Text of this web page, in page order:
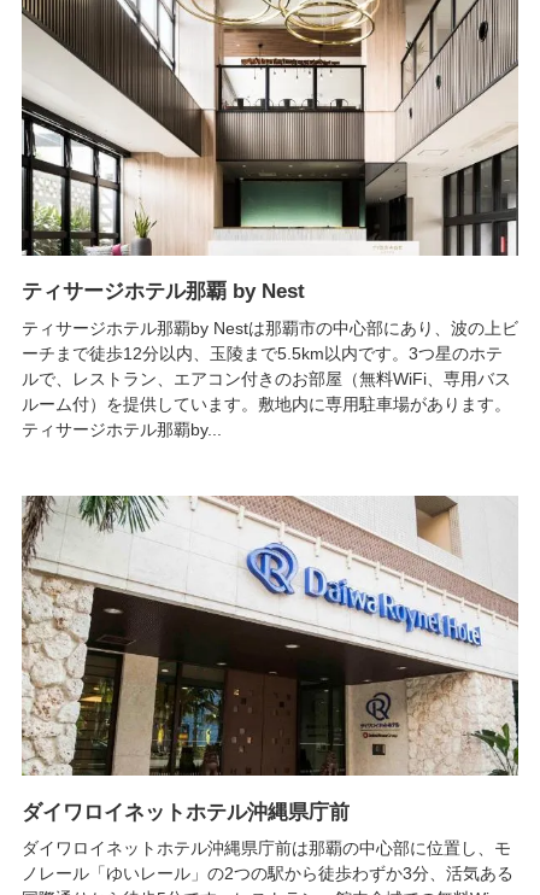
ティサージホテル那覇 by Nest
ティサージホテル那覇by Nestは那覇市の中心部にあり、波の上ビ
ーチまで徒歩12分以内、玉陵まで5.5km以内です。3つ星のホテ
ルで、レストラン、エアコン付きのお部屋（無料WiFi、専用バス
ルーム付）を提供しています。敷地内に専用駐車場があります。
ティサージホテル那覇by...
ダイワロイネットホテル沖縄県庁前
ダイワロイネットホテル沖縄県庁前は那覇の中心部に位置し、モ
ノレール「ゆいレール」の2つの駅から徒歩わずか3分、活気ある